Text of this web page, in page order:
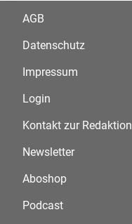
AGB
Datenschutz
Impressum
Login
Kontakt zur Redaktion
Newsletter
Aboshop
Podcast